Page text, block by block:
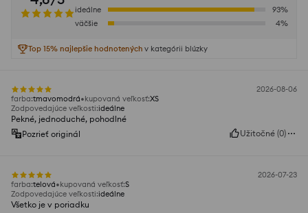
ideálne
93%
väčšie
4%
Top 15% najlepšie hodnotených v kategórii blúzky
2026-08-06
farba:tmavomodrá kupovaná veľkosť:XS
Zodpovedajúce veľkosti:ideálne
Pekné, jednoduché, pohodlné
Pozrieť originál
Užitočné (0)
2026-07-23
farba:telová kupovaná veľkosť:S
Zodpovedajúce veľkosti:ideálne
Všetko je v poriadku